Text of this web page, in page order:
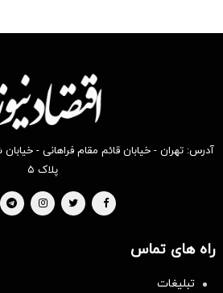
آدرس: تهران - خیابان قائم مقام فراهانی -
پلاک ۵
راه های تماس
تبلیغات